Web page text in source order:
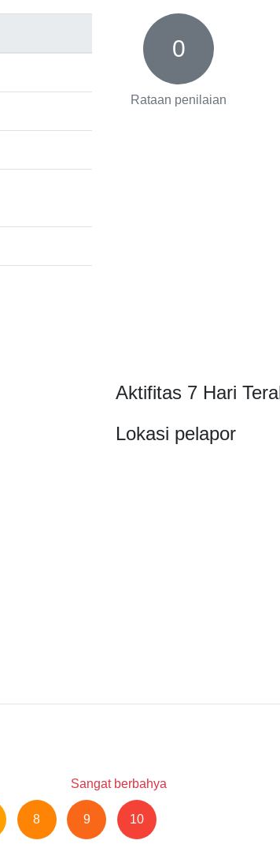
0
Rataan penilaian
Aktifitas 7 Hari
Lokasi pelapor
Sangat berbahya
8 9 10